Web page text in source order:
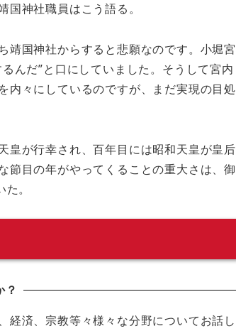
神社職員はこう語る。
靖国神社からすると悲願なのです。小堀宮
んだ”と口にしていました。そうして宮内
内々にしているのですが、まだ実現の目処
が行幸され、百年目には昭和天皇が皇后
節目の年がやってくることの重大さは、御
。
？
経済、宗教等々様々な分野についてお話し